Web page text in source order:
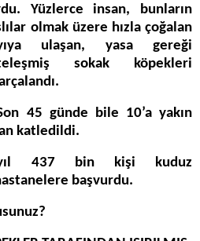
Yüzlerce insan, bunların
olmak üzere hızla çoğalan
ulaşan, yasa gereği
sokak köpekleri
45 günde bile 10’a yakın
katledildi.
yıl 437 bin kişi kuduz
başvurdu.